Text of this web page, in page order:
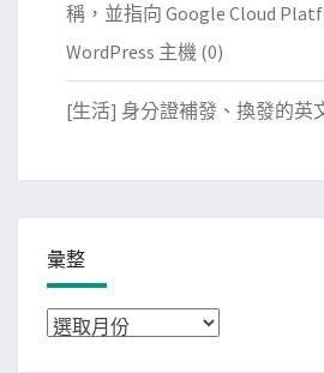
稱，並指向 Google Cloud
WordPress 主機 (0)
[生活] 身分證補發、換發的英
彙整
彙